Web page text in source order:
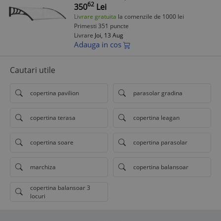
35062 Lei
Livrare gratuita la comenzile de 1000 lei
Primesti 351 puncte
Livrare Joi, 13 Aug
Adauga in cos
Cautari utile
copertina pavilion parasolar gradina
copertina terasa copertina leagan
copertina soare copertina parasolar
marchiza copertina balansoar
copertina balansoar 3
locuri